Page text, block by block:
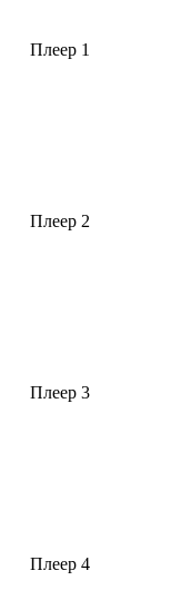
Плеер 1
Плеер 2
Плеер 3
Плеер 4